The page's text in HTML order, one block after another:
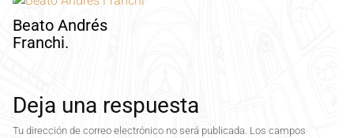
Beato Andrés
Franchi.
Deja una respuesta
Tu dirección de correo electrónico no será publicada. Los campos